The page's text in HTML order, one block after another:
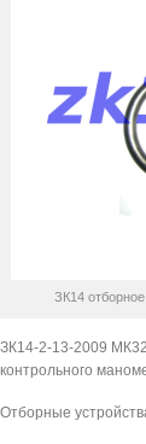
ЗК14
ЗК14-2-13-2009
контрольного
Отборные